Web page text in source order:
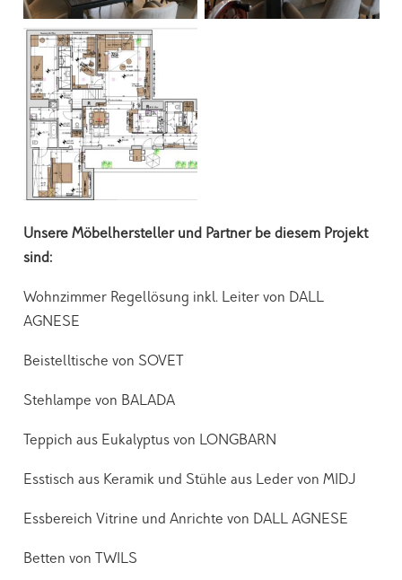
Unsere Möbelhersteller und Partner be diesem Projekt
sind:
Wohnzimmer Regellösung inkl. Leiter von DALL
AGNESE
Beistelltische von SOVET
Stehlampe von BALADA
Teppich aus Eukalyptus von LONGBARN
Esstisch aus Keramik und Stühle aus Leder von MIDJ
Essbereich Vitrine und Anrichte von DALL AGNESE
Betten von TWILS